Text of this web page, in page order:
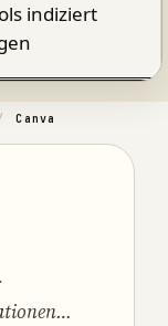
indiziert
Canva